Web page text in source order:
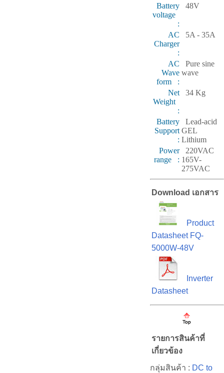
Battery
voltage
:
48V
AC
Charger
:
5A - 35A
AC
Wave
form :
Pure sine
wave
Net
Weight
:
34 Kg
Battery
Support
:
Lead-acid
GEL
Lithium
Power
range :
220VAC
165V-
275VAC
Download เอกสาร
Product
Datasheet FQ-
5000W-48V
Inverter
Datasheet
รายการสินค้าที่
เกี่ยวข้อง
กลุ่มสินค้า : DC to